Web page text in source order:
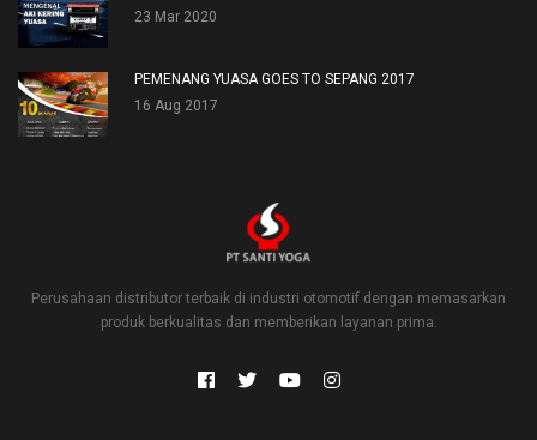
23 Mar 2020
PEMENANG YUASA GOES TO SEPANG 2017
16 Aug 2017
Perusahaan distributor terbaik di industri otomotif dengan memasarkan
produk berkualitas dan memberikan layanan prima.